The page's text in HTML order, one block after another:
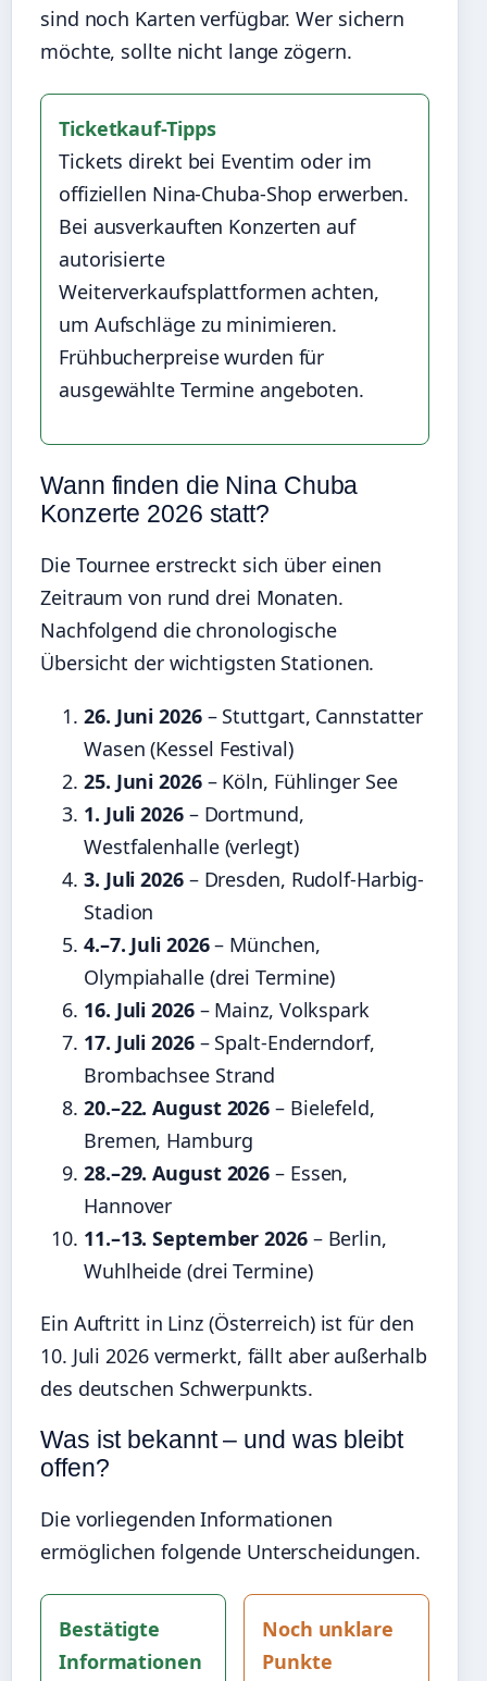
sind noch Karten verfügbar. Wer sichern
möchte, sollte nicht lange zögern.
Ticketkauf-Tipps
Tickets direkt bei Eventim oder im
offiziellen Nina-Chuba-Shop erwerben.
Bei ausverkauften Konzerten auf
autorisierte
Weiterverkaufsplattformen achten,
um Aufschläge zu minimieren.
Frühbucherpreise wurden für
ausgewählte Termine angeboten.
Wann finden die Nina Chuba
Konzerte 2026 statt?
Die Tournee erstreckt sich über einen
Zeitraum von rund drei Monaten.
Nachfolgend die chronologische
Übersicht der wichtigsten Stationen.
26. Juni 2026– Stuttgart, Cannstatter
Wasen (Kessel Festival)
25. Juni 2026– Köln, Fühlinger See
1. Juli 2026– Dortmund,
Westfalenhalle (verlegt)
3. Juli 2026– Dresden, Rudolf-Harbig-
Stadion
4.–7. Juli 2026– München,
Olympiahalle (drei Termine)
16. Juli 2026– Mainz, Volkspark
17. Juli 2026– Spalt-Enderndorf,
Brombachsee Strand
20.–22. August 2026 – Bielefeld,
Bremen, Hamburg
28.–29. August 2026 – Essen,
Hannover
11.–13. September 2026– Berlin,
Wuhlheide (drei Termine)
Ein Auftritt in Linz (Österreich) ist für den
10. Juli 2026 vermerkt, fällt aber außerhalb
des deutschen Schwerpunkts.
Was ist bekannt – und was bleibt
offen?
Die vorliegenden Informationen
ermöglichen folgende Unterscheidungen.
Bestätigte
Informationen
Noch unklare
Punkte